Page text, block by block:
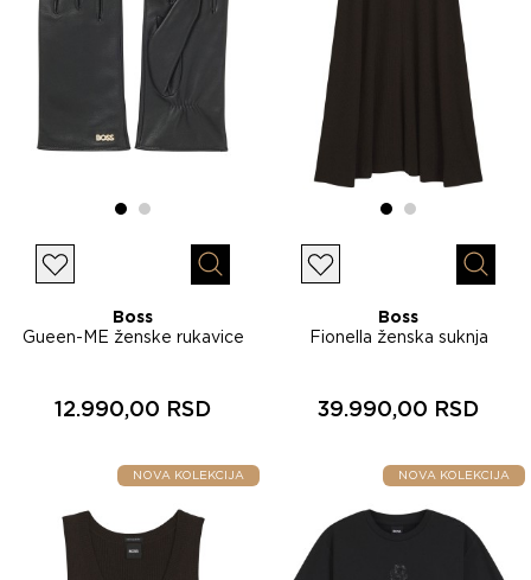
Lista želja Brzi pregled
Boss
Gueen-ME ženske rukavice
12.990,00 RSD
Lista želja Brzi
Boss
Fionella ženska suknja
39.990,00 RSD
NOVA KOLEKCIJA NOVA KOLEKCIJA